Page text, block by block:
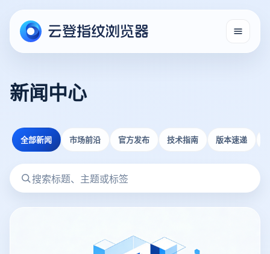
新闻中心
全部新闻 市场前沿 官方发布 技术指南 版本速递